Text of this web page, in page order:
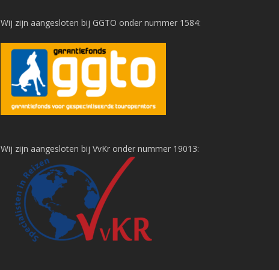
Wij zijn aangesloten bij GGTO onder nummer 1584:
Wij zijn aangesloten bij VvKr onder nummer 19013: